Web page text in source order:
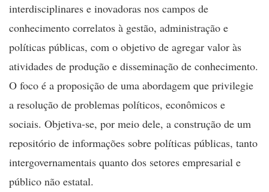
interdisciplinares e inovadoras nos campos de
conhecimento correlatos à gestão, administração e
políticas públicas, com o objetivo de agregar valor às
atividades de produção e disseminação de conhecimento.
O foco é a proposição de uma abordagem que privilegie
a resolução de problemas políticos, econômicos e
sociais. Objetiva-se, por meio dele, a construção de um
repositório de informações sobre políticas públicas, tanto
intergovernamentais quanto dos setores empresarial e
público não estatal.